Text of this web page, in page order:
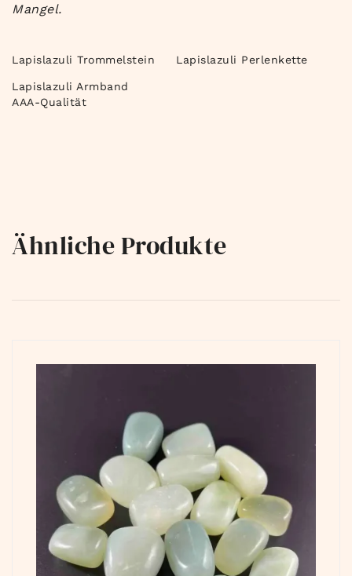
Mangel.
Lapislazuli Trommelstein Lapislazuli Perlenkette
Lapislazuli Armband
AAA-Qualität
Ähnliche Produkte